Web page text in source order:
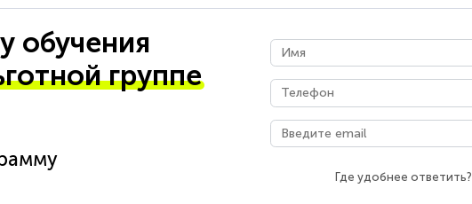
обучения
группе
Где удобнее ответить?